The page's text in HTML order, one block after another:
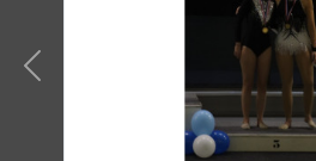
Précedent